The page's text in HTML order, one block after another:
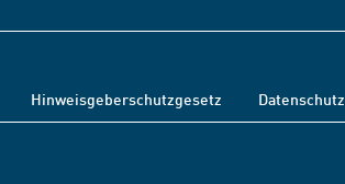
Hinweisgeberschutzgesetz Datenschutz